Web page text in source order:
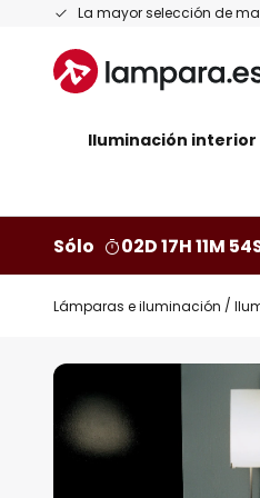
La mayor selección de
Ir
contenido
Iluminación interior
Sólo 02D 17H 11M
Lámparas e iluminación
Saltar
final